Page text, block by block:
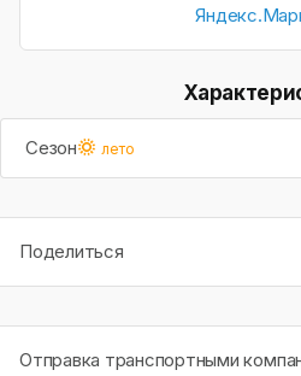
Сезон лето
Поделиться
Отправка транспортными